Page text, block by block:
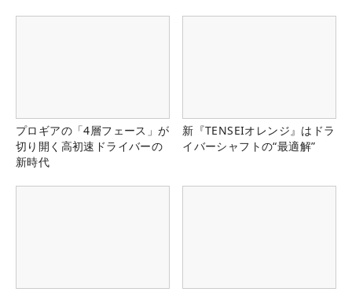
プロギアの「4層フェース」が
切り開く高初速ドライバーの
新時代
新『TENSEIオレンジ』はドラ
イバーシャフトの“最適解”